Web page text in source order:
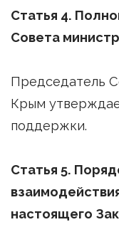
Статья 4.
Совета
Председатель
Крым
поддержки.
Статья 5.
настоящего